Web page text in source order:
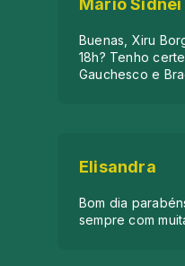
Mário Sidnei
Buenas, Xiru
18h? Tenho
Gauchesco e
Elisandra
Bom dia
sempre com